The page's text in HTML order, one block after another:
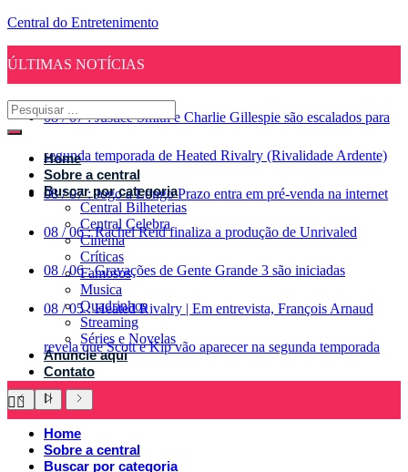
Central do Entretenimento
ÚLTIMAS NOTÍCIAS
08 / 07 : Justice Smith e Charlie Gillespie são escalados para
segunda temporada de Heated Rivalry (Rivalidade Ardente)
08 / 07 : Jogo a Longo Prazo entra em pré-venda na internet
08 / 06 : Rachel Reid finaliza a produção de Unrivaled
08 / 06 : Gravações de Gente Grande 3 são iniciadas
08 / 05 : Heated Rivalry | Em entrevista, François Arnaud
revela que Scott e Kip vão aparecer na segunda temporada
Home
Sobre a central
Buscar por categoria
Central Bilheterias
Central Celebra
Cinema
Críticas
Famosos
Musica
Quadrinhos
Streaming
Séries e Novelas
Anuncie aqui
Contato
Home
Sobre a central
Buscar por categoria